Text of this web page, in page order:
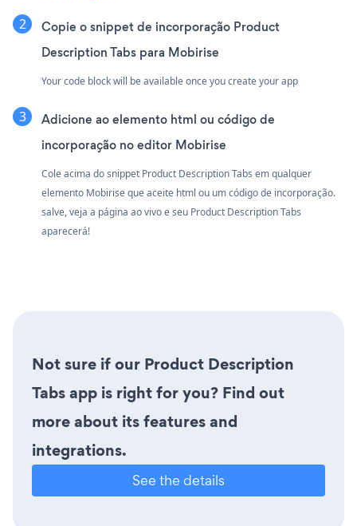
Copie o snippet de incorporação Product
Description Tabs para Mobirise
Your code block will be available once you create your app
Adicione ao elemento html ou código de
incorporação no editor Mobirise
Cole acima do snippet Product Description Tabs em qualquer
elemento Mobirise que aceite html ou um código de incorporação.
salve, veja a página ao vivo e seu Product Description Tabs
aparecerá!
Not sure if our Product Description
Tabs app is right for you? Find out
more about its features and
integrations.
See the details